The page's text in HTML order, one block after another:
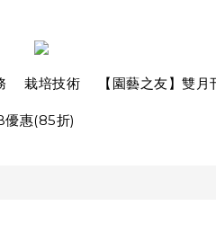
栽培技術 【園藝之友】雙月
優惠(85折)